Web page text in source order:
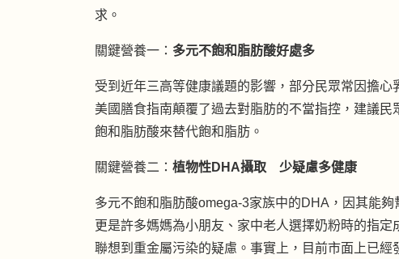
求。
關鍵營養一： 多元不飽和脂肪酸好處多
受到近年三高等健康議題的影響，部分民眾常因擔
美國膳食指南顛覆了過去對脂肪的不當指控，建議
飽和脂肪酸來替代飽和脂肪。
關鍵營養二： 植物性DHA攝取 少疑慮多健康
多元不飽和脂肪酸omega-3家族中的DHA，因其能
更是許多媽媽為小朋友、家中老人選擇奶粉時的指
聯想到重金屬污染的疑慮。事實上，目前市面上已